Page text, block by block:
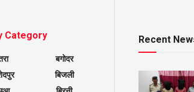
Category
बगोदर
बिजली
Recent